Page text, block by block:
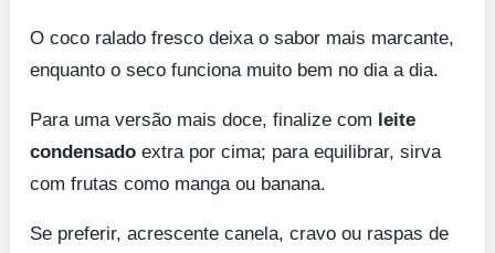
O coco ralado fresco deixa o sabor mais marcante,
enquanto o seco funciona muito bem no dia a dia.
Para uma versão mais doce, finalize com leite
condensado extra por cima; para equilibrar, sirva
com frutas como manga ou banana.
Se preferir, acrescente canela, cravo ou raspas de